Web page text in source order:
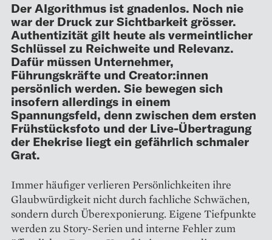
Der Algorithmus ist gnadenlos. Noch nie
war der Druck zur Sichtbarkeit grösser.
Authentizität gilt heute als vermeintlicher
Schlüssel zu Reichweite und Relevanz.
Dafür müssen Unternehmer,
Führungskräfte und Creator:innen
persönlich werden. Sie bewegen sich
insofern allerdings in einem
Spannungsfeld, denn zwischen dem ersten
Frühstücksfoto und der Live-Übertragung
der Ehekrise liegt ein gefährlich schmaler
Grat.
Immer häufiger verlieren Persönlichkeiten ihre
Glaubwürdigkeit nicht durch fachliche Schwächen,
sondern durch Überexponierung. Eigene Tiefpunkte
werden zu Story-Serien und interne Fehler zum